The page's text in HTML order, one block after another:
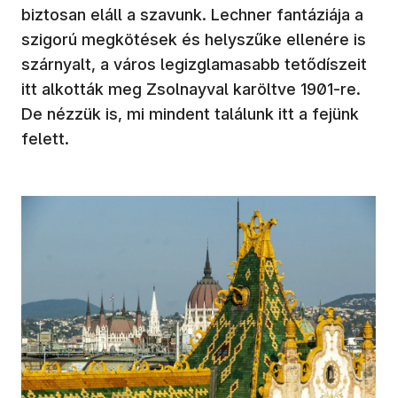
biztosan eláll a szavunk. Lechner fantáziája a
szigorú megkötések és helyszűke ellenére is
szárnyalt, a város legizglamasabb tetődíszeit
itt alkották meg Zsolnayval karöltve 1901-re.
De nézzük is, mi mindent találunk itt a fejünk
felett.